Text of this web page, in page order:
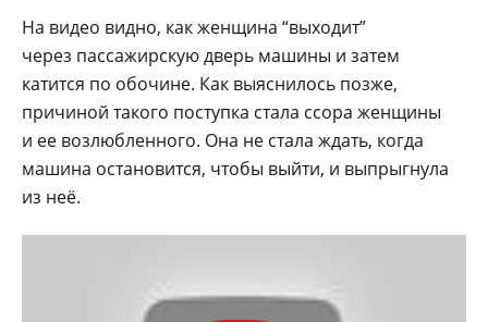
На видео видно, как женщина “выходит”
через пассажирскую дверь машины и затем
катится по обочине. Как выяснилось позже,
причиной такого поступка стала ссора женщины
и ее возлюбленного. Она не стала ждать, когда
машина остановится, чтобы выйти, и выпрыгнула
из неё.